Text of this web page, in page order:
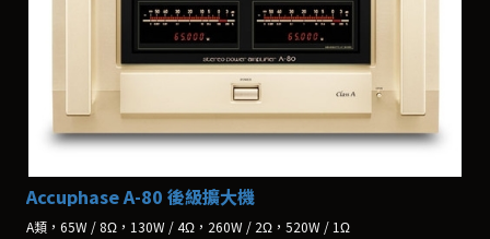
Accuphase A-80 後級擴大機
A類，65W / 8Ω，130W / 4Ω，260W / 2Ω，520W / 1Ω